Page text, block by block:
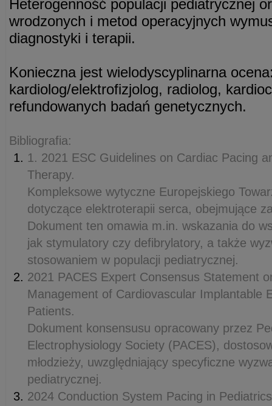
Heterogenność populacji pediatrycznej
wrodzonych i metod operacyjnych
diagnostyki i terapii.
Konieczna jest wielodyscyplinarna
kardiolog/elektrofizjolog, radiolog,
refundowanych badań genetycznych.
Bibliografia:
1. 2021 ESC Guidelines on Cardiac Pacing
Therapy.
Kompleksowe wytyczne Europejskiego
dotyczące elektroterapii serca, obejmujące
Dokument ten omawia m.in. wskazania do
jak stymulatory czy defibrylatory, a także
stosowaniem w populacji pediatrycznej.
2021 PACES Expert Consensus Statement
Management of Cardiovascular Implantable
Patients.
Dokument konsensusu opracowany przez
Electrophysiology Society (PACES),
młodzieży, uwzględniający specyficzne
pediatrycznej.
2024 Conduction System Pacing in